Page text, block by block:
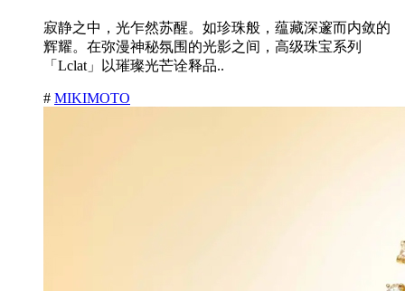
寂静之中，光乍然苏醒。如珍珠般，蕴藏深邃而内敛的
辉耀。在弥漫神秘氛围的光影之间，高级珠宝系列
「Lclat」以璀璨光芒诠释品..
# MIKIMOTO